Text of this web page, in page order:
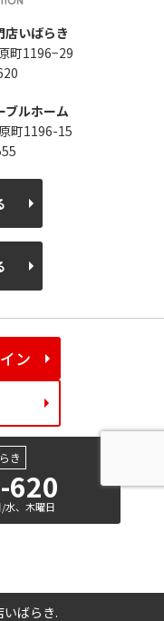
店いばらき
町1196−29
ブルホーム
町1196-15
ン
き
620
水、木曜日
ばらき.